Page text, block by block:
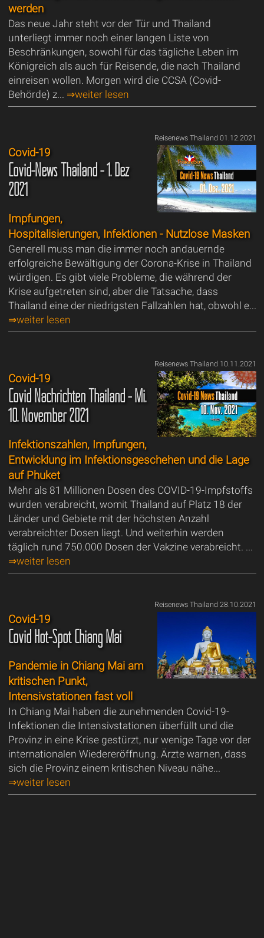
werden
Das neue Jahr steht vor der Tür und Thailand
unterliegt immer noch einer langen Liste von
Beschränkungen, sowohl für das tägliche Leben im
Königreich als auch für Reisende, die nach Thailand
einreisen wollen. Morgen wird die CCSA (Covid-
Behörde) z... ⇒weiter lesen
Reisenews Thailand 01.12.2021
Covid-19
Covid-News Thailand - 1. Dez
2021
Impfungen,
Hospitalisierungen, Infektionen - Nutzlose Masken
Generell muss man die immer noch andauernde
erfolgreiche Bewältigung der Corona-Krise in Thailand
würdigen. Es gibt viele Probleme, die während der
Krise aufgetreten sind, aber die Tatsache, dass
Thailand eine der niedrigsten Fallzahlen hat, obwohl e...
⇒weiter lesen
Reisenews Thailand 10.11.2021
Covid-19
Covid Nachrichten Thailand - Mi.
10. November 2021
Infektionszahlen, Impfungen,
Entwicklung im Infektionsgeschehen und die Lage
auf Phuket
Mehr als 81 Millionen Dosen des COVID-19-Impfstoffs
wurden verabreicht, womit Thailand auf Platz 18 der
Länder und Gebiete mit der höchsten Anzahl
verabreichter Dosen liegt. Und weiterhin werden
täglich rund 750.000 Dosen der Vakzine verabreicht. ...
⇒weiter lesen
Reisenews Thailand 28.10.2021
Covid-19
Covid Hot-Spot Chiang Mai
Pandemie in Chiang Mai am
kritischen Punkt,
Intensivstationen fast voll
In Chiang Mai haben die zunehmenden Covid-19-
Infektionen die Intensivstationen überfüllt und die
Provinz in eine Krise gestürzt, nur wenige Tage vor der
internationalen Wiedereröffnung. Ärzte warnen, dass
sich die Provinz einem kritischen Niveau nähe...
⇒weiter lesen